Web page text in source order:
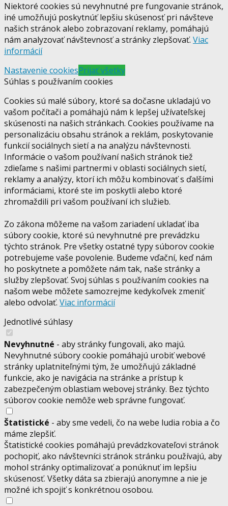
Niektoré cookies sú nevyhnutné pre fungovanie stránok,
iné umožňujú poskytnúť lepšiu skúsenosť pri návšteve
našich stránok alebo zobrazovaní reklamy, pomáhajú
nám analyzovať návštevnosť a stránky zlepšovať. Viac
informácií
Nastavenie cookiesPrijať všetky
Súhlas s používaním cookies
Cookies sú malé súbory, ktoré sa dočasne ukladajú vo
vašom počítači a pomáhajú nám k lepšej užívateľskej
skúsenosti na našich stránkach. Cookies používame na
personalizáciu obsahu stránok a reklám, poskytovanie
funkcií sociálnych sietí a na analýzu návštevnosti.
Informácie o vašom používaní našich stránok tiež
zdieľame s našimi partnermi v oblasti sociálnych sietí,
reklamy a analýzy, ktorí ich môžu kombinovať s ďalšími
informáciami, ktoré ste im poskytli alebo ktoré
zhromaždili pri vašom používaní ich služieb.
Zo zákona môžeme na vašom zariadení ukladať iba
súbory cookie, ktoré sú nevyhnutné pre prevádzku
týchto stránok. Pre všetky ostatné typy súborov cookie
potrebujeme vaše povolenie. Budeme vďační, keď nám
ho poskytnete a pomôžete nám tak, naše stránky a
služby zlepšovať. Svoj súhlas s používaním cookies na
našom webe môžete samozrejme kedykoľvek zmeniť
alebo odvolať. Viac informácií
Jednotlivé súhlasy
Nevyhnutné - aby stránky fungovali, ako majú.
Nevyhnutné súbory cookie pomáhajú urobiť webové
stránky uplatniteľnými tým, že umožňujú základné
funkcie, ako je navigácia na stránke a prístup k
zabezpečeným oblastiam webovej stránky. Bez týchto
súborov cookie nemôže web správne fungovať.
Štatistické - aby sme vedeli, čo na webe ludia robia a čo
máme zlepšiť.
Štatistické cookies pomáhajú prevádzkovateľovi stránok
pochopiť, ako návštevníci stránok stránku používajú, aby
mohol stránky optimalizovať a ponúknuť im lepšiu
skúsenosť. Všetky dáta sa zbierajú anonymne a nie je
možné ich spojiť s konkrétnou osobou.